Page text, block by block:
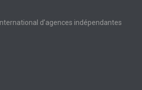
d’agences indépendantes